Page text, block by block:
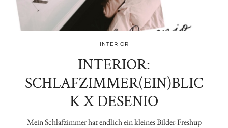
INTERIOR
INTERIOR:
SCHLAFZIMMER(EIN)BLIC
K X DESENIO
Mein Schlafzimmer hat endlich ein kleines Bilder-Freshup